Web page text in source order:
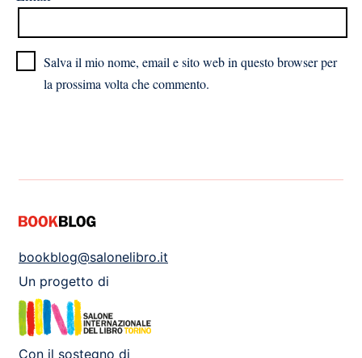
Salva il mio nome, email e sito web in questo browser per
la prossima volta che commento.
bookblog@salonelibro.it
Un progetto di
Con il sostegno di